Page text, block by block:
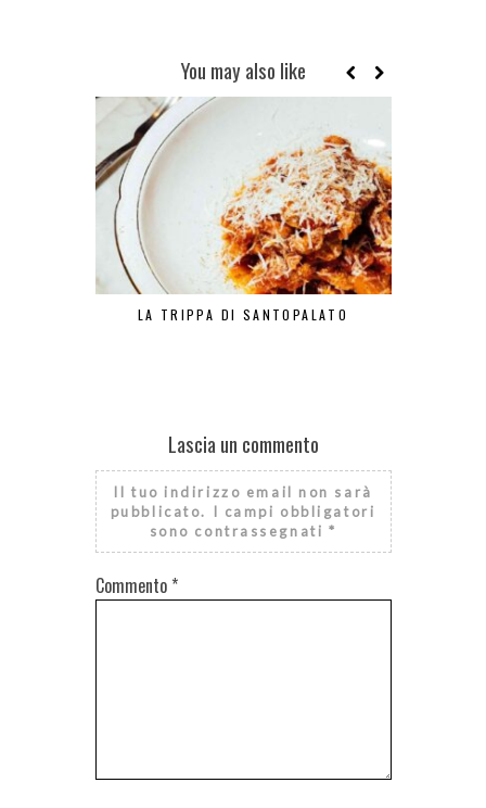
You may also like
LA TRIPPA DI SANTOPALATO
Lascia un commento
Il tuo indirizzo email non sarà
pubblicato.
I campi obbligatori
sono contrassegnati *
Commento *